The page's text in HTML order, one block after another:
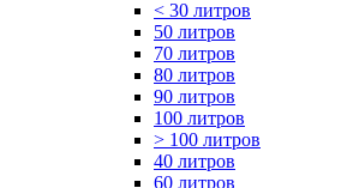
< 30 литров
50 литров
70 литров
80 литров
90 литров
100 литров
> 100 литров
40 литров
60 литров